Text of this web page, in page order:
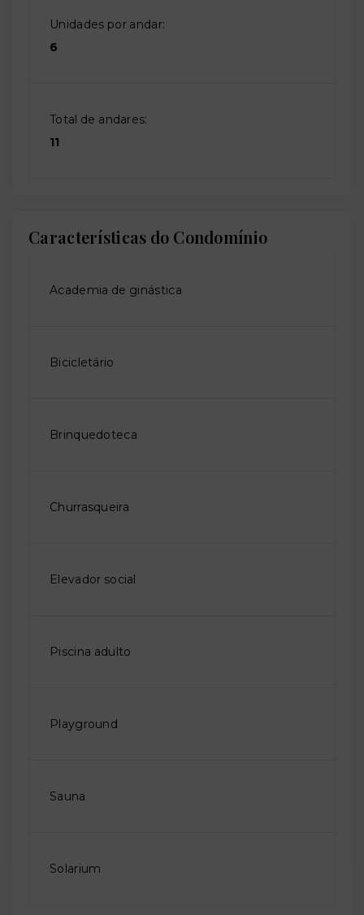
Unidades por andar:
6
Total de andares:
11
Características do Condomínio
Academia de ginástica
Bicicletário
Brinquedoteca
Churrasqueira
Elevador social
Piscina adulto
Playground
Sauna
Solarium